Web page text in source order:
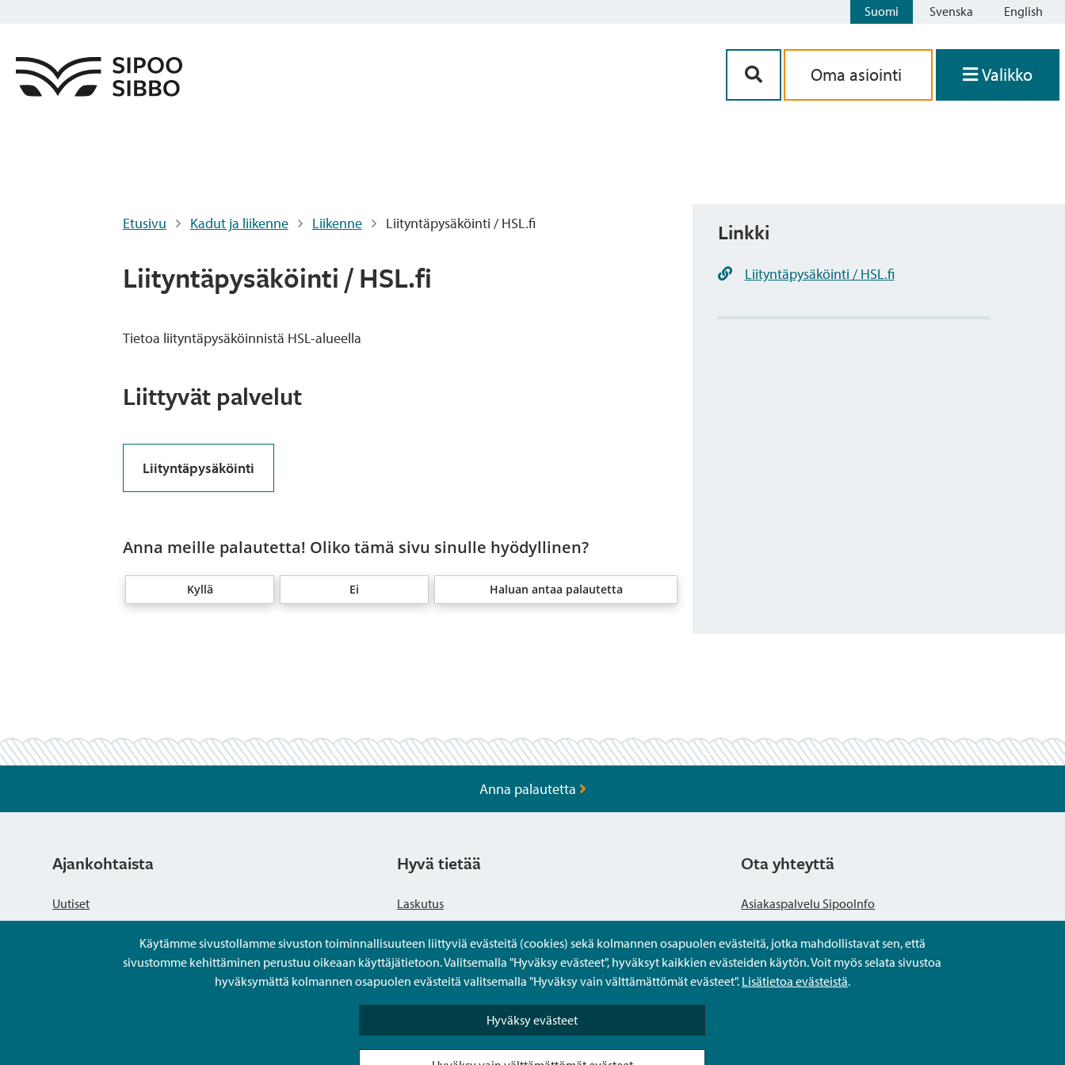
Suomi Svenska English
Oma asiointi Valikko
Etusivu Kadut ja liikenne Liikenne Liityntäpysäköinti / HSL.fi
Liityntäpysäköinti / HSL.fi
Tietoa liityntäpysäköinnistä HSL-alueella
Liittyvät palvelut
Liityntäpysäköinti
Anna meille palautetta! Oliko tämä sivu sinulle hyödyllinen?
Kyllä Ei Haluan antaa palautetta
Linkki
Liityntäpysäköinti / HSL.fi
Käytämme sivustollamme sivuston toiminnallisuuteen liittyviä evästeitä (cookies) sekä kolmannen osapuolen evästeitä, jotka mahdollistavat sen, että
sivustomme kehittäminen perustuu oikeaan käyttäjätietoon. Valitsemalla "Hyväksy evästeet", hyväksyt kaikkien evästeiden käytön. Voit myös selata sivustoa
hyväksymättä kolmannen osapuolen evästeitä valitsemalla "Hyväksy vain välttämättömät evästeet". Lisätietoa evästeistä.
Hyväksy evästeet
Anna palautetta
Ajankohtaista
Uutiset
Hyvä tietää
Laskutus
Tietosuojaseloste
Saavutettavuusseloste
Usein kysytyt kysymykset
Ota yhteyttä
Asiakaspalvelu SipooInfo
Anna palautetta nimettömästi
Kysy tai asioi